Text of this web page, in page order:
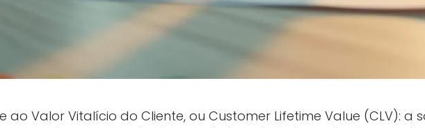
ao Valor Vitalício do Cliente, ou Customer Lifetime Value (CLV): a